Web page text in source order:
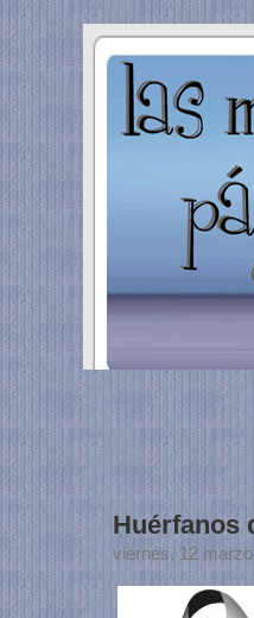
Huérfanos
viernes, 12